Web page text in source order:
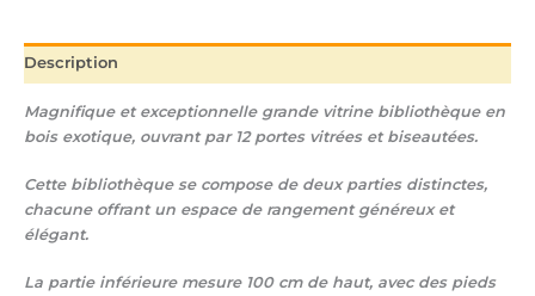
Description
Magnifique et exceptionnelle grande vitrine bibliothèque en
bois exotique, ouvrant par 12 portes vitrées et biseautées.
Cette bibliothèque se compose de deux parties distinctes,
chacune offrant un espace de rangement généreux et
élégant.
La partie inférieure mesure 100 cm de haut, avec des pieds